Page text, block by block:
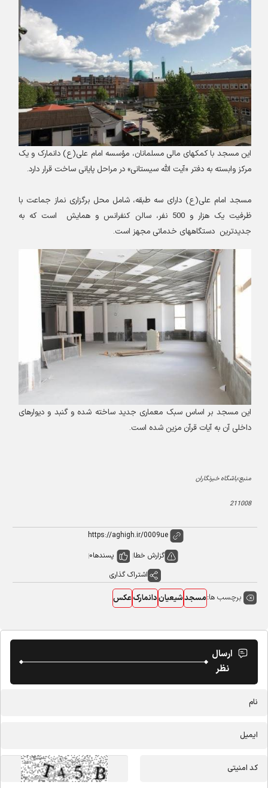
این مسجد با کمکهای مالی مسلمانان، مؤسسه امام علی(ع) دانمارک و یک
مرکز وابسته به دفتر «آیت ‌الله سیستانی» در مراحل پایانی ساخت قرار دارد.
مسجد امام علی(ع) دارای سه طبقه، شامل محل برگزاری نماز جماعت با
ظرفیت یک هزار و 500 نفر، سالن کنفرانس‌ و همایش است که به
جدیدترین دستگاههای خدماتی مجهز است.
این مسجد بر اساس سبک معماری جدید ساخته شده و گنبد و دیوارهای
داخلی آن به آیات قرآن مزین شده است.
منبع:باشگاه خبرنگاران
211008
گزارش خطا پسندها0
اشتراک گذاری
برچسب ها:مسجدشیعیاندانمارکعکس
ارسال
نظر